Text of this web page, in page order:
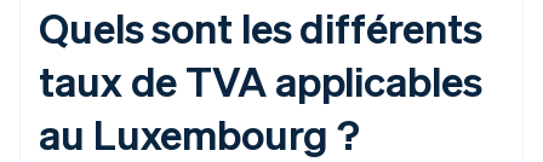
Quels sont les différents
taux de TVA applicables
au Luxembourg ?